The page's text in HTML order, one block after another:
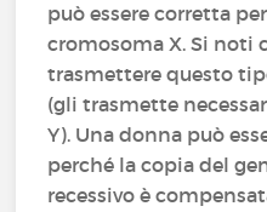
può essere corretta
cromosoma X. Si noti
trasmettere questo
(gli trasmette
Y). Una donna può
perché la copia del
recessivo è